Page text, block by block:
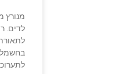
לדים.
בחשמל